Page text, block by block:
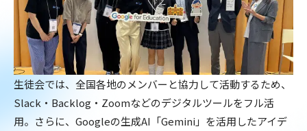
生徒会では、全国各地のメンバーと協力して活動するため、
Slack・Backlog・Zoomなどのデジタルツールをフル活
用。さらに、Googleの生成AI「Gemini」を活用したアイデ